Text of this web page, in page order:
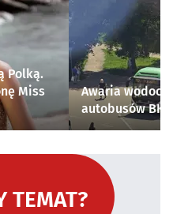
Polką.
Miss
Awaria
autobusów
TEMAT?